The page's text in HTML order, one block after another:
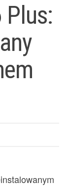
Plus: